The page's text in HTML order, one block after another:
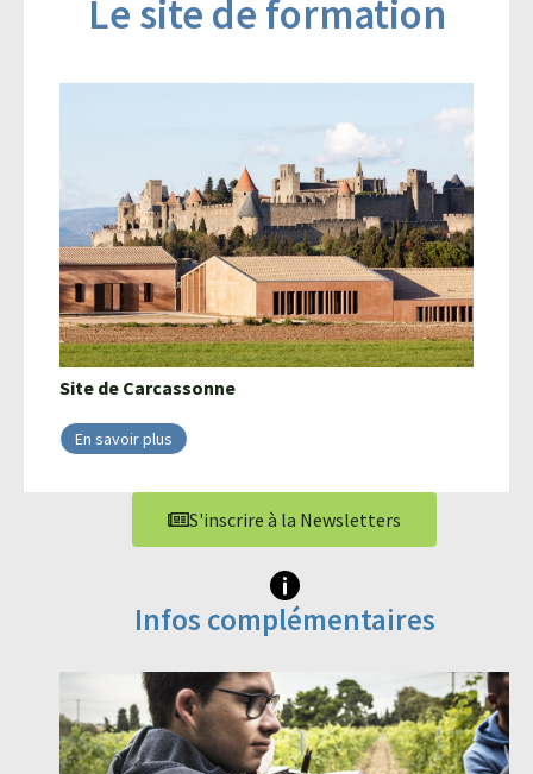
Le site de formation
Site de Carcassonne
En savoir plus
S'inscrire à la Newsletters
Infos complémentaires